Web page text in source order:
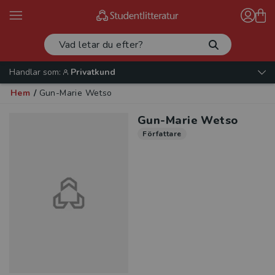
Handlar som:
Privatkund
Hem / Gun-Marie Wetso
Gun-Marie Wetso
Författare